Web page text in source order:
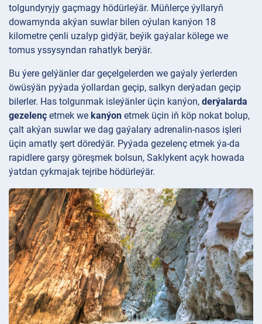
tolgundyryjy gaçmagy hödürleýär. Müňlerçe ýyllaryň
dowamynda akýan suwlar bilen oýulan kanýon 18
kilometre çenli uzalyp gidýär, beýik gaýalar kölege we
tomus yssysyndan rahatlyk berýär.
Bu ýere gelýänler dar geçelgelerden we gaýaly ýerlerden
öwüsýän pyýada ýollardan geçip, salkyn derýadan geçip
bilerler. Has tolgunmak isleýänler üçin kanýon, derýalarda
gezelenç etmek we kanýon etmek üçin iň köp nokat bolup,
çalt akýan suwlar we dag gaýalary adrenalin-nasos işleri
üçin amatly şert döredýär. Pyýada gezelenç etmek ýa-da
rapidlere garşy göreşmek bolsun, Saklykent açyk howada
ýatdan çykmajak tejribe hödürleýär.